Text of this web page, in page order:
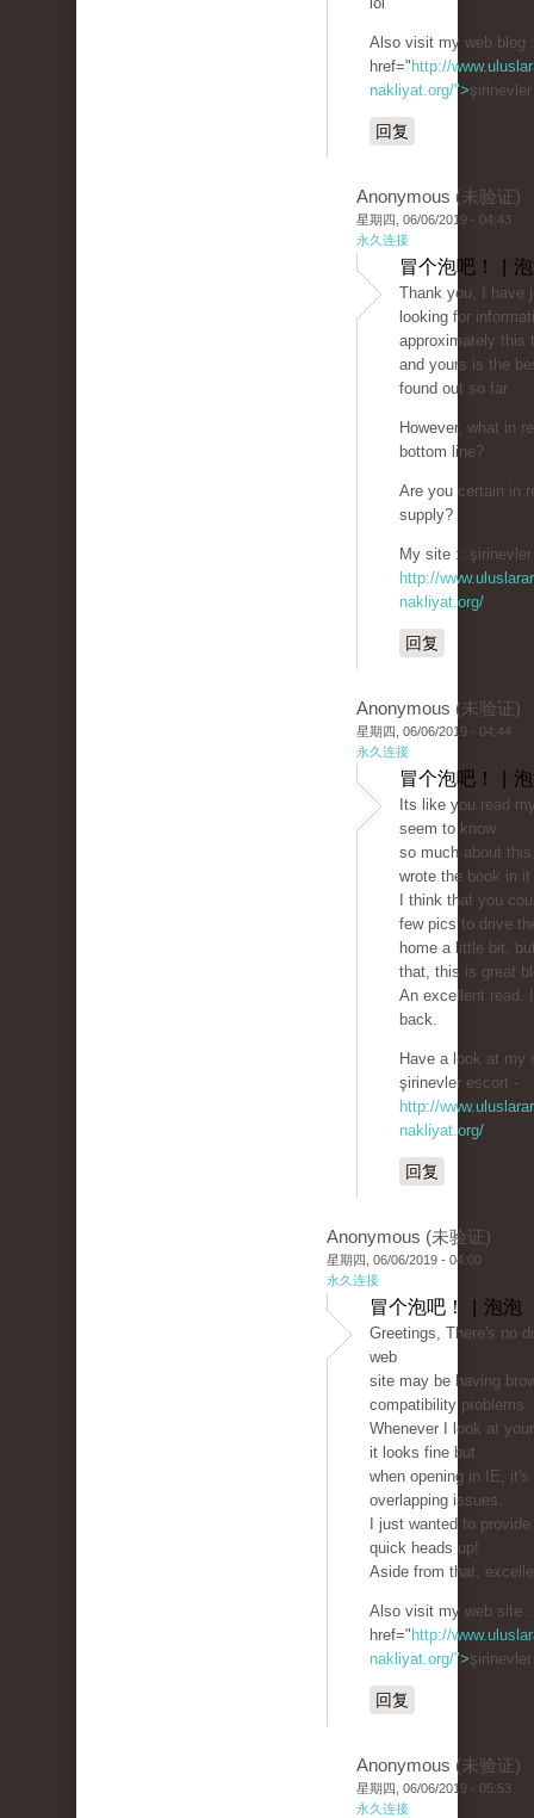
Also visit my web blog
href=" http://
nakliyat.org/">
回复
Anonymous (未验证)
星期四, 06/06/2019 - 04:43
永久连接
冒个泡吧！ |
Thank you, I have
looking for
approximately this
and yours is the
found out so far.
However, what in
bottom line?
Are you certain in
supply?
My site ::
http://
nakliyat.org/
回复
Anonymous (未验证)
星期四, 06/06/2019 - 04:44
永久连接
冒个泡吧！ |
Its like you read
seem to know
so much about
wrote the book in
I think that you
few pics to drive
home a little bit,
that, this is great
An excellent read.
back.
Have a look at my
şirinevler escort -
http://
nakliyat.org/
回复
Anonymous (未验证)
星期四, 06/06/2019 - 04:00
永久连接
冒个泡吧！ | 泡泡
Greetings, There's no
web
site may be having
compatibility problems.
Whenever I look at
it looks fine but
when opening in IE, it's
overlapping issues.
I just wanted to
quick heads up!
Aside from that,
Also visit my web site
href=" http://
nakliyat.org/">
回复
Anonymous (未验证)
星期四, 06/06/2019 - 05:53
永久连接